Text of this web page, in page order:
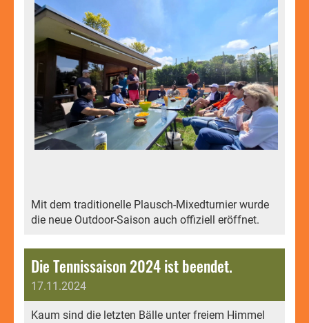
Mit dem traditionelle Plausch-Mixedturnier wurde
die neue Outdoor-Saison auch offiziell eröffnet.
Die Tennissaison 2024 ist beendet.
17.11.2024
Kaum sind die letzten Bälle unter freiem Himmel